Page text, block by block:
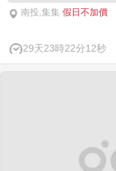
南投,集集 假日不加價
29天23時22分11秒